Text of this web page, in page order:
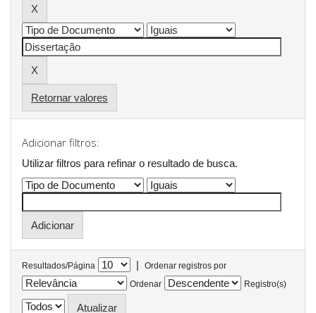
Retornar valores
Adicionar filtros:
Utilizar filtros para refinar o resultado de busca.
Resultados/Página |
Ordenar registros por
Ordenar
Registro(s)